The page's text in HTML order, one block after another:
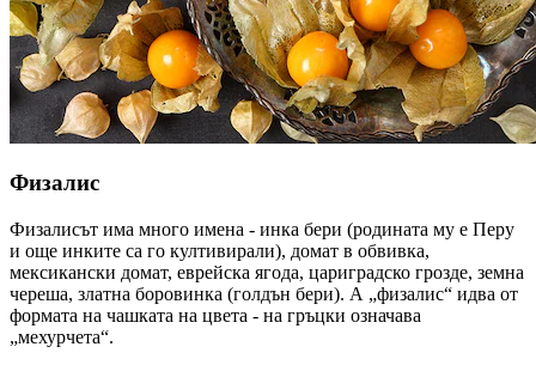
Физалис
Физалисът има много имена - инка бери (родината му е Перу
и още инките са го култивирали), домат в обвивка,
мексикански домат, еврейска ягода, цариградско грозде, земна
череша, златна боровинка (голдън бери). А „физалис“ идва от
формата на чашката на цвета - на гръцки означава
„мехурчета“.